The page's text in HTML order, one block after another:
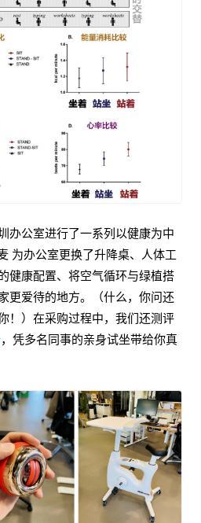
办公室进行了一系列以健康为中
为办公室更换了升降桌、人体工
健康配置、将空气循环与绿植搭
更爱待的地方。（什么，你问还
！）在采购过程中，我们还测评
，凭多名同事的亲身试坐带给你真